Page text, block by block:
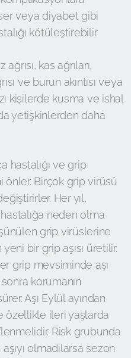
veya diyabet gibi
kötüleştirebilir.
kas ağrıları,
ve burun akıntısı veya
kişilerde kusma ve ishal
yetişkinlerden daha
hastalığı ve grip
önler. Birçok grip virüsü
Her yıl,
neden olma
grip virüslerine
bir grip aşısı üretilir.
grip mevsiminde aşı
korumanın
Aşı Eylül ayından
özellikle ileri yaşlarda
Risk grubunda
olmadılarsa sezon